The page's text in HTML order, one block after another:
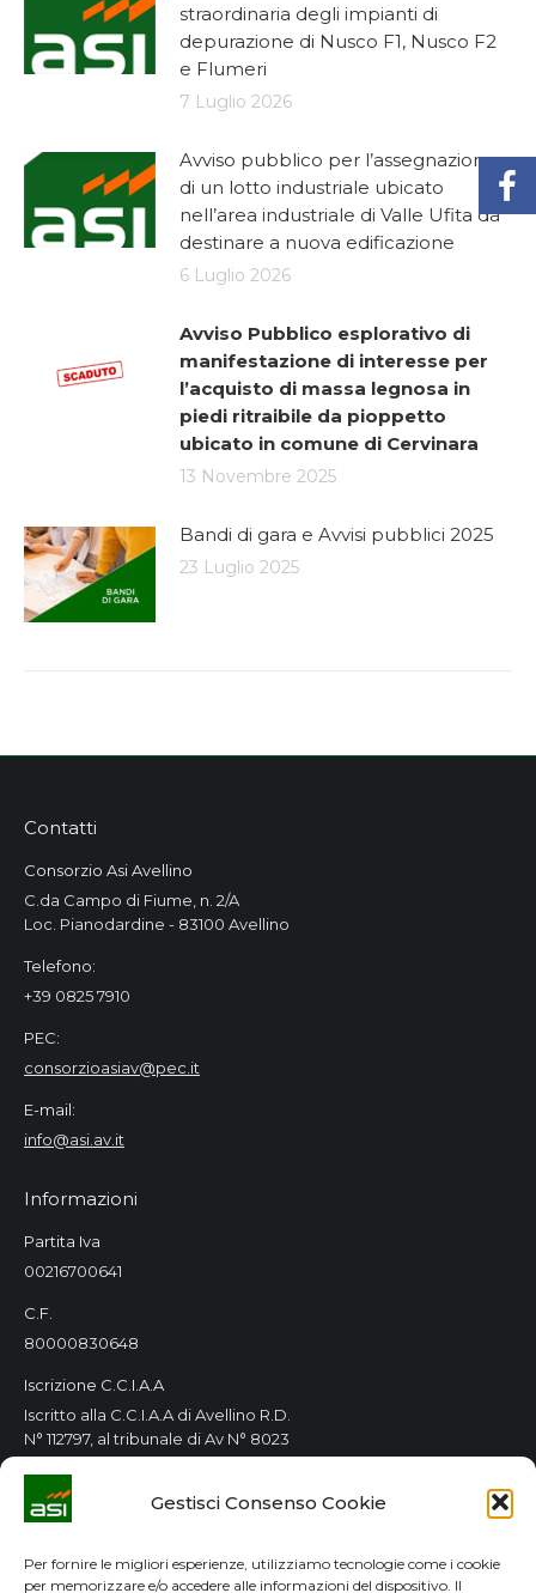
Gestisci Consenso Cookie
Per fornire le migliori esperienze, utilizziamo tecnologie come i cookie
per memorizzare e/o accedere alle informazioni del dispositivo. Il
straordinaria degli impianti di
depurazione di Nusco F1, Nusco F2
e Flumeri
7 Luglio 2026
Avviso pubblico per l’assegnazione
di un lotto industriale ubicato
nell’area industriale di Valle Ufita da
destinare a nuova edificazione
6 Luglio 2026
Avviso Pubblico esplorativo di
manifestazione di interesse per
l’acquisto di massa legnosa in
piedi ritraibile da pioppetto
ubicato in comune di Cervinara
13 Novembre 2025
Bandi di gara e Avvisi pubblici 2025
23 Luglio 2025
Contatti
Consorzio Asi Avellino
C.da Campo di Fiume, n. 2/A
Loc. Pianodardine - 83100 Avellino
Telefono:
+39 0825 7910
PEC:
consorzioasiav@pec.it
E-mail:
info@asi.av.it
Informazioni
Partita Iva
00216700641
C.F.
80000830648
Iscrizione C.C.I.A.A
Iscritto alla C.C.I.A.A di Avellino R.D.
N° 112797, al tribunale di Av N° 8023
Orari Consorzio
Tutti i giorni 8.00 / 14.00